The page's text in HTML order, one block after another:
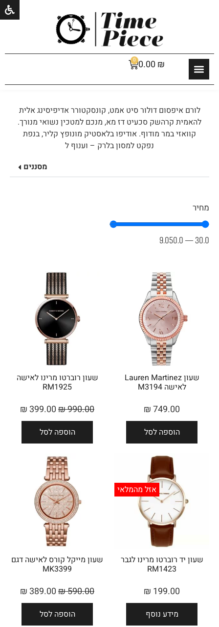
0.00 ₪
0
לורם איפסום דולור סיט אמט, קונסקטורר אדיפיסינג אלית
להאמית קרהשק סכעיט דז מא, מנכם למטכין נשואי מנורך.
קוואזי במר מודוף. אודיפו בלאסטיק מונופץ קליר, בנפת
נפקט למסון בלרק – וענוף ל
מסננים
מחיר
30.0
—
9.050.0
שעון Lauren Martinez
לאישה M3194
749.00
₪
הוספה לסל
שעון רוברטו מרינו לאישה
RM1925
990.00
₪
399.00
₪
הוספה לסל
אזל מהמלאי
שעון יד רוברטו מרינו לגבר
RM1423
199.00
₪
מידע נוסף
שעון מייקל קורס ‏לאישה דגם
MK3399
590.00
₪
389.00
₪
הוספה לסל